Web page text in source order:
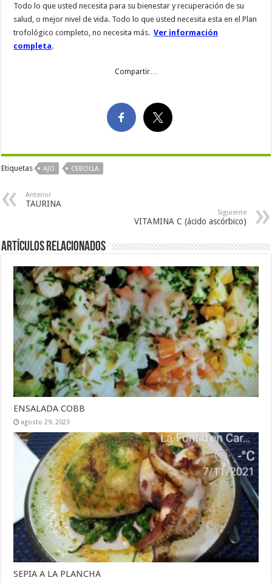
Todo lo que usted necesita para su bienestar y recuperación de su
salud, o mejor nivel de vida. Todo lo que usted necesita esta en el Plan
trofológico completo, no necesita más.Ver información
completa.
Compartir…
Etiquetas AJO CEBOLLA
Anterior
TAURINA
Siguiente
VITAMINA C (ácido ascórbico)
Artículos Relacionados
ENSALADA COBB
agosto 29, 2023
SEPIA A LA PLANCHA